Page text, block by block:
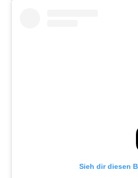
Sieh dir diesen